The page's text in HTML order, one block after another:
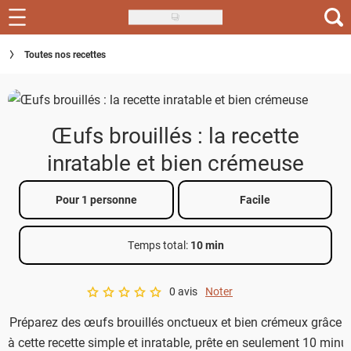
Skip
to
main
Recettes
Inspirations
Menu de la semaine
Actus
Téléchargez l'app Saveurs Recettes
Index des recettes
Toutes nos recettes
Œufs brouillés : la recette
inratable et bien crémeuse
Pour 1 personne Facile
Temps total: 10 min
A star rating of 0 out of 5.
0 avis Noter
Préparez des œufs brouillés onctueux et bien crémeux grâce
à cette recette simple et inratable, prête en seulement 10